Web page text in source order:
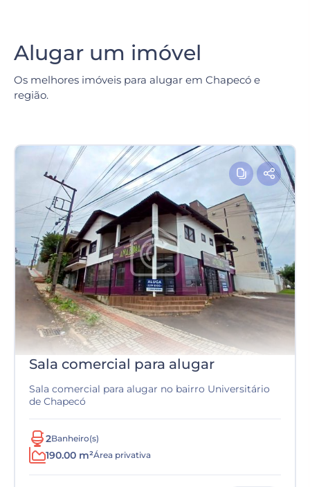
Alugar um imóvel
Os melhores imóveis para alugar em Chapecó e
região.
Sala comercial para alugar
Sala comercial para alugar no bairro Universitário
de Chapecó
2Banheiro(s)
190.00 m²Área privativa